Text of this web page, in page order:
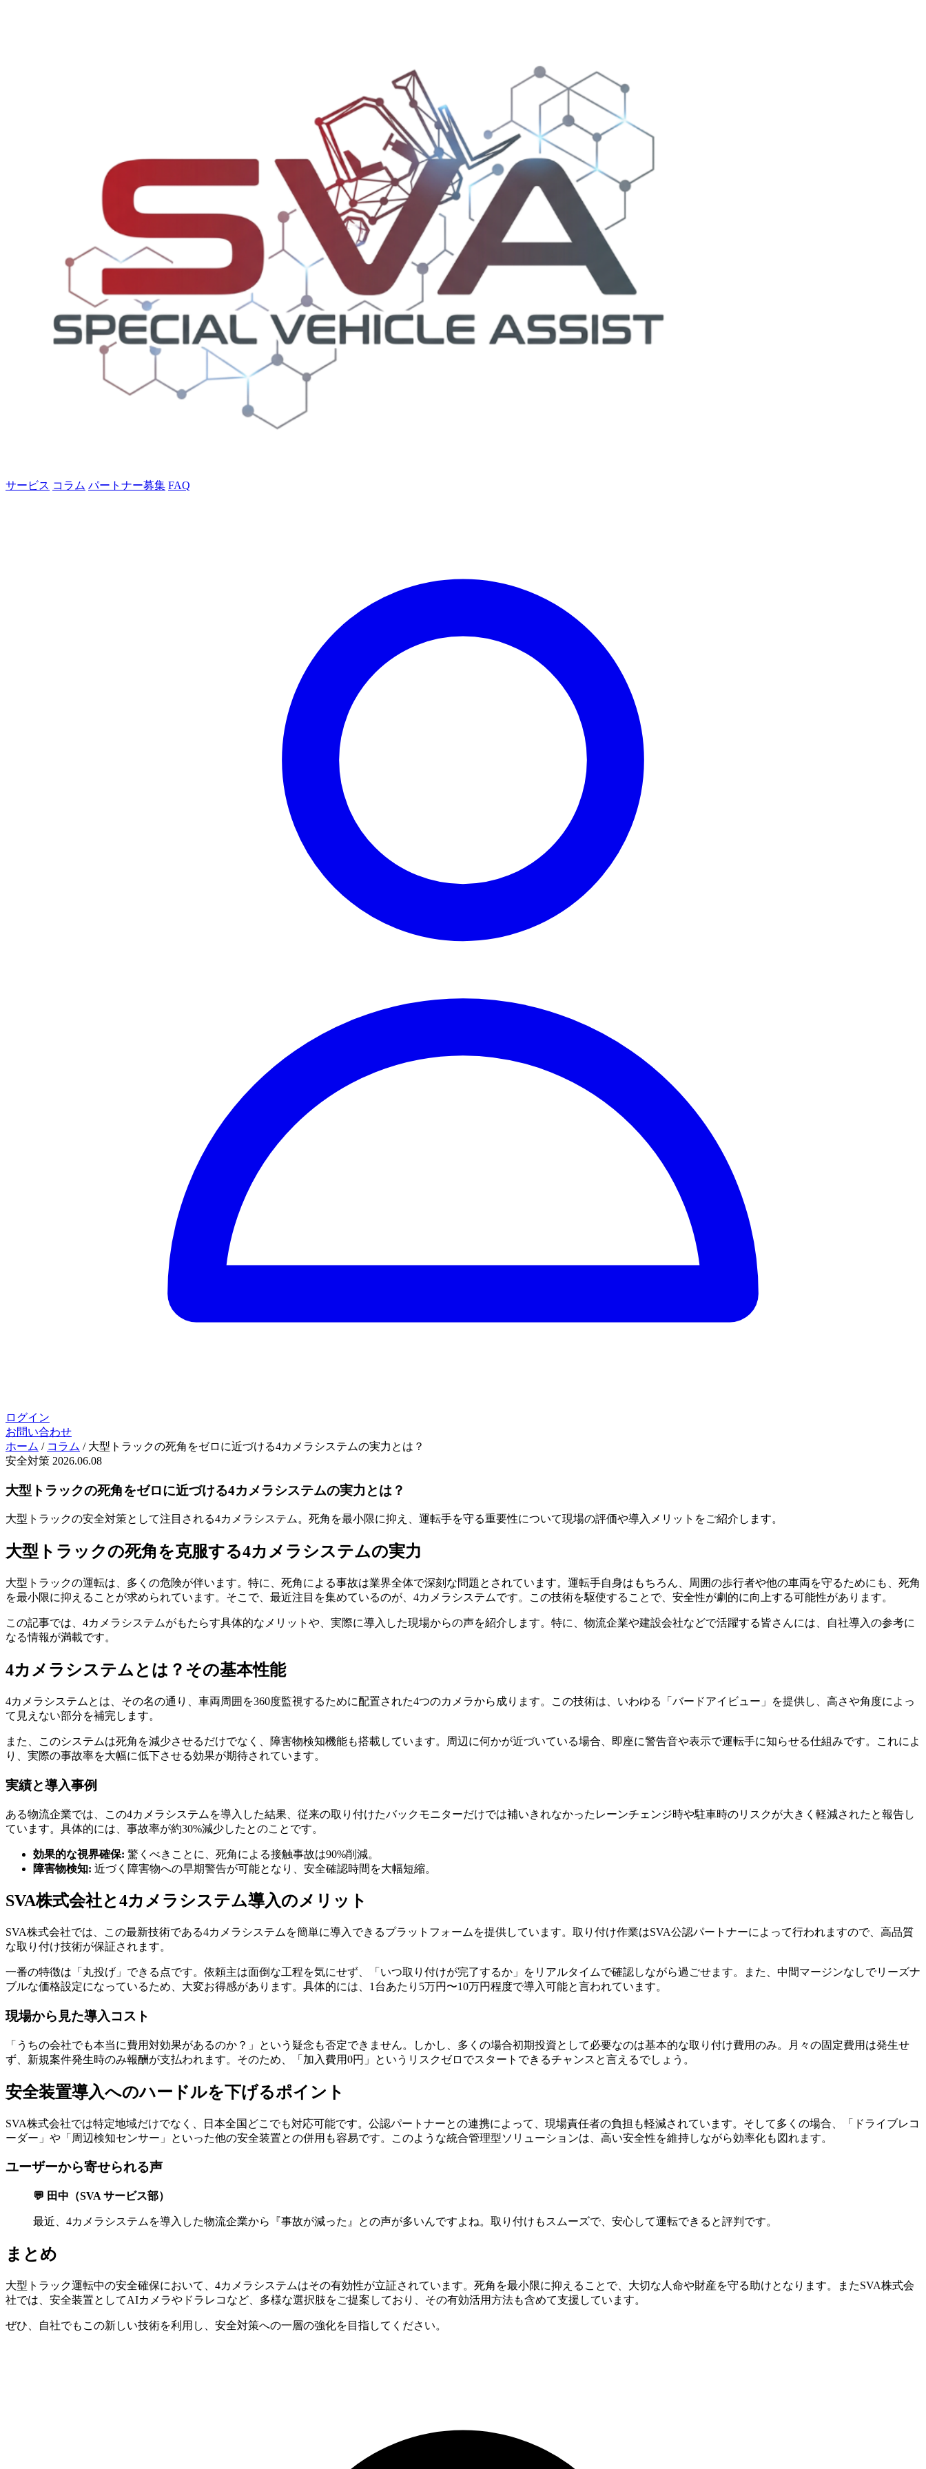
サービス コラム パートナー募集 FAQ
ログイン
お問い合わせ
ホーム / コラム / 大型トラックの死角をゼロに近づける4カメラシステムの実力とは？
安全対策 2026.06.08
大型トラックの死角をゼロに近づける4カメラシステムの実力とは？
大型トラックの安全対策として注目される4カメラシステム。死角を最小限に抑え、運転手を守る重要性について現場の評価や導入メリットをご紹介します。
大型トラックの死角を克服する4カメラシステムの実力
大型トラックの運転は、多くの危険が伴います。特に、死角による事故は業界全体で深刻な問題とされています。運転手自身はもちろん、周囲の歩行者や他の車両を守るためにも、死角
を最小限に抑えることが求められています。そこで、最近注目を集めているのが、4カメラシステムです。この技術を駆使することで、安全性が劇的に向上する可能性があります。
この記事では、4カメラシステムがもたらす具体的なメリットや、実際に導入した現場からの声を紹介します。特に、物流企業や建設会社などで活躍する皆さんには、自社導入の参考に
なる情報が満載です。
4カメラシステムとは？その基本性能
4カメラシステムとは、その名の通り、車両周囲を360度監視するために配置された4つのカメラから成ります。この技術は、いわゆる「バードアイビュー」を提供し、高さや角度によっ
て見えない部分を補完します。
また、このシステムは死角を減少させるだけでなく、障害物検知機能も搭載しています。周辺に何かが近づいている場合、即座に警告音や表示で運転手に知らせる仕組みです。これによ
り、実際の事故率を大幅に低下させる効果が期待されています。
実績と導入事例
ある物流企業では、この4カメラシステムを導入した結果、従来の取り付けたバックモニターだけでは補いきれなかったレーンチェンジ時や駐車時のリスクが大きく軽減されたと報告し
ています。具体的には、事故率が約30%減少したとのことです。
効果的な視界確保: 驚くべきことに、死角による接触事故は90%削減。
障害物検知: 近づく障害物への早期警告が可能となり、安全確認時間を大幅短縮。
SVA株式会社と4カメラシステム導入のメリット
SVA株式会社では、この最新技術である4カメラシステムを簡単に導入できるプラットフォームを提供しています。取り付け作業はSVA公認パートナーによって行われますので、高品質
な取り付け技術が保証されます。
一番の特徴は「丸投げ」できる点です。依頼主は面倒な工程を気にせず、「いつ取り付けが完了するか」をリアルタイムで確認しながら過ごせます。また、中間マージンなしでリーズナ
ブルな価格設定になっているため、大変お得感があります。具体的には、1台あたり5万円〜10万円程度で導入可能と言われています。
現場から見た導入コスト
「うちの会社でも本当に費用対効果があるのか？」という疑念も否定できません。しかし、多くの場合初期投資として必要なのは基本的な取り付け費用のみ。月々の固定費用は発生せ
ず、新規案件発生時のみ報酬が支払われます。そのため、「加入費用0円」というリスクゼロでスタートできるチャンスと言えるでしょう。
安全装置導入へのハードルを下げるポイント
SVA株式会社では特定地域だけでなく、日本全国どこでも対応可能です。公認パートナーとの連携によって、現場責任者の負担も軽減されています。そして多くの場合、「ドライブレコ
ーダー」や「周辺検知センサー」といった他の安全装置との併用も容易です。このような統合管理型ソリューションは、高い安全性を維持しながら効率化も図れます。
ユーザーから寄せられる声
💬 田中（SVA サービス部）
最近、4カメラシステムを導入した物流企業から『事故が減った』との声が多いんですよね。取り付けもスムーズで、安心して運転できると評判です。
まとめ
大型トラック運転中の安全確保において、4カメラシステムはその有効性が立証されています。死角を最小限に抑えることで、大切な人命や財産を守る助けとなります。またSVA株式会
社では、安全装置としてAIカメラやドラレコなど、多様な選択肢をご提案しており、その有効活用方法も含めて支援しています。
ぜひ、自社でもこの新しい技術を利用し、安全対策への一層の強化を目指してください。